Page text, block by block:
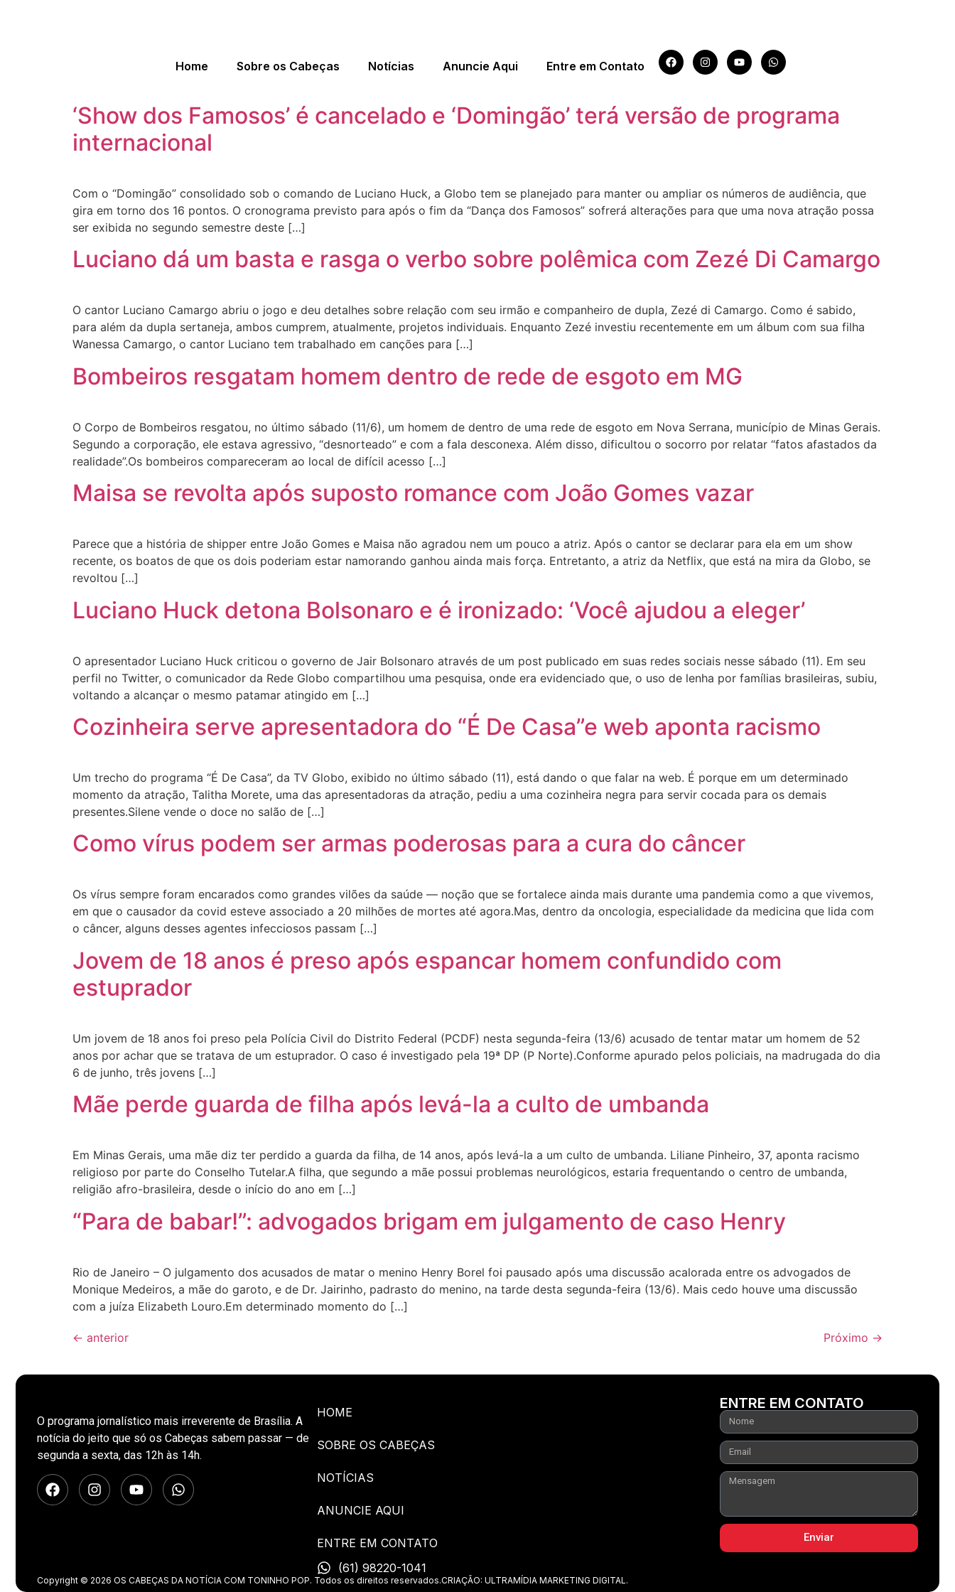
Home Sobre os Cabeças Notícias Anuncie Aqui Entre em Contato
‘Show dos Famosos’ é cancelado e ‘Domingão’ terá versão de programa
internacional
Com o “Domingão” consolidado sob o comando de Luciano Huck, a Globo tem se planejado para manter ou ampliar os números de audiência, que
gira em torno dos 16 pontos. O cronograma previsto para após o fim da “Dança dos Famosos” sofrerá alterações para que uma nova atração possa
ser exibida no segundo semestre deste […]
Luciano dá um basta e rasga o verbo sobre polêmica com Zezé Di Camargo
O cantor Luciano Camargo abriu o jogo e deu detalhes sobre relação com seu irmão e companheiro de dupla, Zezé di Camargo. Como é sabido,
para além da dupla sertaneja, ambos cumprem, atualmente, projetos individuais. Enquanto Zezé investiu recentemente em um álbum com sua filha
Wanessa Camargo, o cantor Luciano tem trabalhado em canções para […]
Bombeiros resgatam homem dentro de rede de esgoto em MG
O Corpo de Bombeiros resgatou, no último sábado (11/6), um homem de dentro de uma rede de esgoto em Nova Serrana, município de Minas Gerais.
Segundo a corporação, ele estava agressivo, “desnorteado” e com a fala desconexa. Além disso, dificultou o socorro por relatar “fatos afastados da
realidade”.Os bombeiros compareceram ao local de difícil acesso […]
Maisa se revolta após suposto romance com João Gomes vazar
Parece que a história de shipper entre João Gomes e Maisa não agradou nem um pouco a atriz. Após o cantor se declarar para ela em um show
recente, os boatos de que os dois poderiam estar namorando ganhou ainda mais força. Entretanto, a atriz da Netflix, que está na mira da Globo, se
revoltou […]
Luciano Huck detona Bolsonaro e é ironizado: ‘Você ajudou a eleger’
O apresentador Luciano Huck criticou o governo de Jair Bolsonaro através de um post publicado em suas redes sociais nesse sábado (11). Em seu
perfil no Twitter, o comunicador da Rede Globo compartilhou uma pesquisa, onde era evidenciado que, o uso de lenha por famílias brasileiras, subiu,
voltando a alcançar o mesmo patamar atingido em […]
Cozinheira serve apresentadora do “É De Casa”e web aponta racismo
Um trecho do programa “É De Casa”, da TV Globo, exibido no último sábado (11), está dando o que falar na web. É porque em um determinado
momento da atração, Talitha Morete, uma das apresentadoras da atração, pediu a uma cozinheira negra para servir cocada para os demais
presentes.Silene vende o doce no salão de […]
Como vírus podem ser armas poderosas para a cura do câncer
Os vírus sempre foram encarados como grandes vilões da saúde — noção que se fortalece ainda mais durante uma pandemia como a que vivemos,
em que o causador da covid esteve associado a 20 milhões de mortes até agora.Mas, dentro da oncologia, especialidade da medicina que lida com
o câncer, alguns desses agentes infecciosos passam […]
Jovem de 18 anos é preso após espancar homem confundido com
estuprador
Um jovem de 18 anos foi preso pela Polícia Civil do Distrito Federal (PCDF) nesta segunda-feira (13/6) acusado de tentar matar um homem de 52
anos por achar que se tratava de um estuprador. O caso é investigado pela 19ª DP (P Norte).Conforme apurado pelos policiais, na madrugada do dia
6 de junho, três jovens […]
Mãe perde guarda de filha após levá-la a culto de umbanda
Em Minas Gerais, uma mãe diz ter perdido a guarda da filha, de 14 anos, após levá-la a um culto de umbanda. Liliane Pinheiro, 37, aponta racismo
religioso por parte do Conselho Tutelar.A filha, que segundo a mãe possui problemas neurológicos, estaria frequentando o centro de umbanda,
religião afro-brasileira, desde o início do ano em […]
“Para de babar!”: advogados brigam em julgamento de caso Henry
Rio de Janeiro – O julgamento dos acusados de matar o menino Henry Borel foi pausado após uma discussão acalorada entre os advogados de
Monique Medeiros, a mãe do garoto, e de Dr. Jairinho, padrasto do menino, na tarde desta segunda-feira (13/6). Mais cedo houve uma discussão
com a juíza Elizabeth Louro.Em determinado momento do […]
← anterior Próximo →
O programa jornalístico mais irreverente de Brasília. A
notícia do jeito que só os Cabeças sabem passar — de
segunda a sexta, das 12h às 14h.
HOME
SOBRE OS CABEÇAS
NOTÍCIAS
ANUNCIE AQUI
ENTRE EM CONTATO
(61) 98220-1041
ENTRE EM CONTATO
Enviar
Copyright © 2026 OS CABEÇAS DA NOTÍCIA COM TONINHO POP. Todos os direitos reservados.CRIAÇÃO: ULTRAMÍDIA MARKETING DIGITAL.